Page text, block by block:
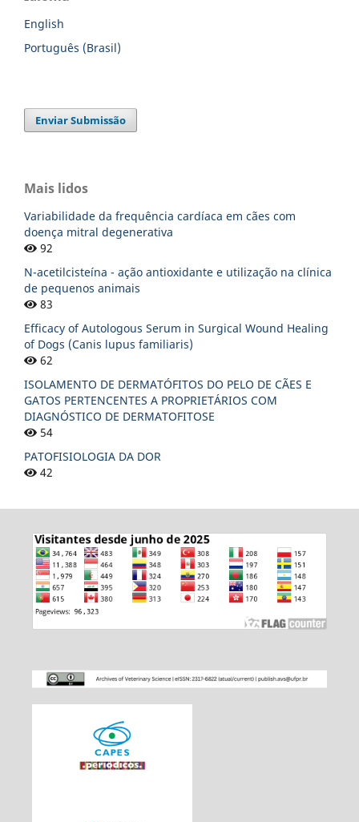
English
Português (Brasil)
Enviar Submissão
Mais lidos
Variabilidade da frequência cardíaca em cães com
doença mitral degenerativa
92
N-acetilcisteína - ação antioxidante e utilização na clínica
de pequenos animais
83
Efficacy of Autologous Serum in Surgical Wound Healing
of Dogs (Canis lupus familiaris)
62
ISOLAMENTO DE DERMATÓFITOS DO PELO DE CÃES E
GATOS PERTENCENTES A PROPRIETÁRIOS COM
DIAGNÓSTICO DE DERMATOFITOSE
54
PATOFISIOLOGIA DA DOR
42